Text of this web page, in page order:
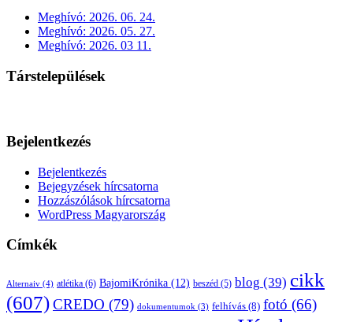
Meghívó: 2026. 06. 24.
Meghívó: 2026. 05. 27.
Meghívó: 2026. 03 11.
Társtelepülések
Bejelentkezés
Bejelentkezés
Bejegyzések hírcsatorna
Hozzászólások hírcsatorna
WordPress Magyarország
Címkék
Alternaiv (4) atlétika (6) BajomiKrónika (12) beszéd (5) blog (39) cikk
(607)CREDO (79) dokumentumok (3) felhívás (8) fotó (66)